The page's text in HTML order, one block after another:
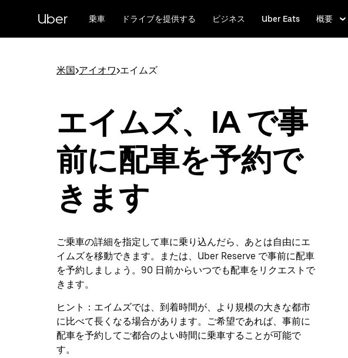
Uber 乗車 ドライブを提供する ビジネス Uber Eats 概要
米国>アイオワ>エイムズ
エイムズ、IA で事
前に配車を予約で
きます
ご乗車の詳細を指定して車に乗り込んだら、あとは自由にエ
イムズを移動できます。または、Uber Reserve で事前に配車
を予約しましょう。90 日前からいつでも配車をリクエストで
きます。
ヒント： エイムズでは、到着時間が、より規模の大きな都市
に比べて長くなる場合があります。ご希望であれば、事前に
配車を予約してご都合のよい時間に乗車することが可能で
す。